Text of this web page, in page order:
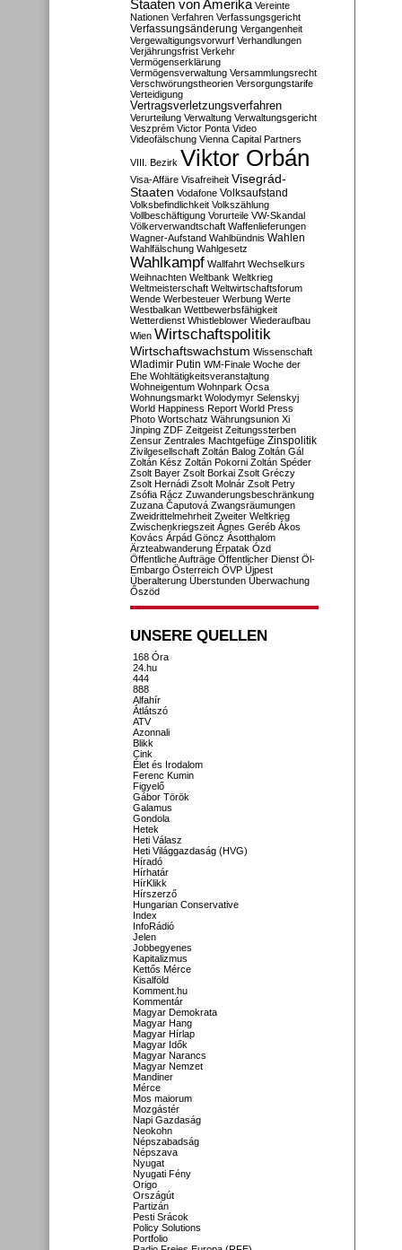
Staaten von Amerika Vereinte
Nationen Verfahren Verfassungsgericht
Verfassungsänderung Vergangenheit
Vergewaltigungsvorwurf Verhandlungen
Verjährungsfrist Verkehr
Vermögenserklärung
Vermögensverwaltung Versammlungsrecht
Verschwörungstheorien Versorgungstarife
Verteidigung
Vertragsverletzungsverfahren
Verurteilung Verwaltung Verwaltungsgericht
Veszprém Victor Ponta Video
Videofälschung Vienna Capital Partners
VIII. Bezirk Viktor Orbán
Visa-Affäre Visafreiheit Visegrád-
Staaten Vodafone Volksaufstand
Volksbefindlichkeit Volkszählung
Vollbeschäftigung Vorurteile VW-Skandal
Völkerverwandtschaft Waffenlieferungen
Wagner-Aufstand Wahlbündnis Wahlen
Wahlfälschung Wahlgesetz
Wahlkampf Wallfahrt Wechselkurs
Weihnachten Weltbank Weltkrieg
Weltmeisterschaft Weltwirtschaftsforum
Wende Werbesteuer Werbung Werte
Westbalkan Wettbewerbsfähigkeit
Wetterdienst Whistleblower Wiederaufbau
Wien Wirtschaftspolitik
Wirtschaftswachstum Wissenschaft
Wladimir Putin WM-Finale Woche der
Ehe Wohltätigkeitsveranstaltung
Wohneigentum Wohnpark Ócsa
Wohnungsmarkt Wolodymyr Selenskyj
World Happiness Report World Press
Photo Wortschatz Währungsunion Xi
Jinping ZDF Zeitgeist Zeitungssterben
Zensur Zentrales Machtgefüge Zinspolitik
Zivilgesellschaft Zoltán Balog Zoltán Gál
Zoltán Kész Zoltán Pokorni Zoltán Spéder
Zsolt Bayer Zsolt Borkai Zsolt Gréczy
Zsolt Hernádi Zsolt Molnár Zsolt Petry
Zsófia Rácz Zuwanderungsbeschränkung
Zuzana Čaputová Zwangsräumungen
Zweidrittelmehrheit Zweiter Weltkrieg
Zwischenkriegszeit Ágnes Geréb Ákos
Kovács Árpád Göncz Ásotthalom
Ärzteabwanderung Érpatak Ózd
Öffentliche Aufträge Öffentlicher Dienst Öl-
Embargo Österreich ÖVP Újpest
Überalterung Überstunden Überwachung
Őszöd
UNSERE QUELLEN
168 Óra
24.hu
444
888
Alfahír
Átlátszó
ATV
Azonnali
Blikk
Cink
Élet és Irodalom
Ferenc Kumin
Figyelő
Gábor Török
Galamus
Gondola
Hetek
Heti Válasz
Heti Világgazdaság (HVG)
Híradó
Hírhatár
HírKlikk
Hírszerző
Hungarian Conservative
Index
InfoRádió
Jelen
Jobbegyenes
Kapitalizmus
Kettős Mérce
Kisalföld
Komment.hu
Kommentár
Magyar Demokrata
Magyar Hang
Magyar Hírlap
Magyar Idők
Magyar Narancs
Magyar Nemzet
Mandiner
Mérce
Mos maiorum
Mozgástér
Napi Gazdaság
Neokohn
Népszabadság
Népszava
Nyugat
Nyugati Fény
Origo
Országút
Partizán
Pesti Srácok
Policy Solutions
Portfolio